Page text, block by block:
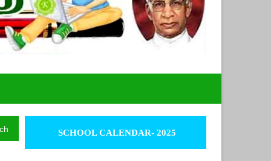
SCHOOL CALENDAR- 2025